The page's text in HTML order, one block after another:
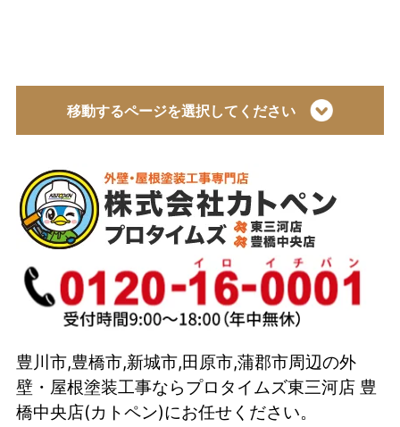
移動するページを選択してください
会社概要
代表取締役 加藤宜久よりご挨拶
イベント
選ばれている理由とは？
カトペンの技術力
当店の強み
豊川市,豊橋市,新城市,田原市,蒲郡市周辺の外
壁・屋根塗装工事ならプロタイムズ東三河店 豊
橋中央店(カトペン)にお任せください。